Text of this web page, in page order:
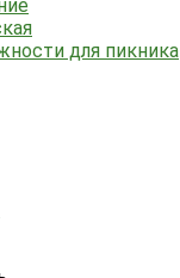
для пикника